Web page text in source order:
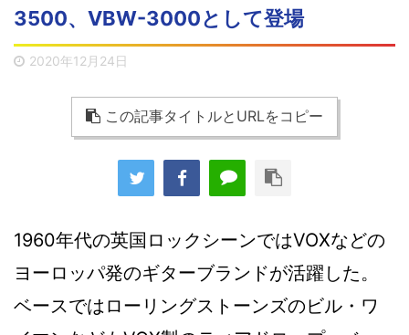
3500、VBW-3000として登場
2020年12月24日
この記事タイトルとURLをコピー
1960年代の英国ロックシーンではVOXなどの
ヨーロッパ発のギターブランドが活躍した。
ベースではローリングストーンズのビル・ワ